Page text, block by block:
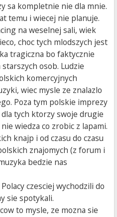
sa kompletnie nie dla mnie.
temu i wiecej nie planuje.
na weselnej sali, wiek
choc tych mlodszych jest
tragiczna bo faktycznie
osob. Ludzie
komercyjnych
wiec mysle ze znalazlo
Poza tym polskie imprezy
tych ktorzy swoje drugie
wiedza co zrobic z lapami.
knajp i od czasu do czasu
znajomych (z forum i
bedzie nas
czesciej wychodzili do
sie spotykali.
to mysle, ze mozna sie